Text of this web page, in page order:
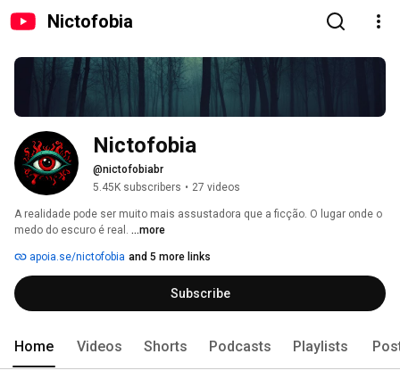
Nictofobia
Nictofobia
@nictofobiabr
5.45K subscribers • 27 videos
A realidade pode ser muito mais assustadora que a ficção. O lugar onde o
medo do escuro é real. ...more
apoia.se/nictofobia and 5 more links
Subscribe
Home Videos Shorts Podcasts Playlists